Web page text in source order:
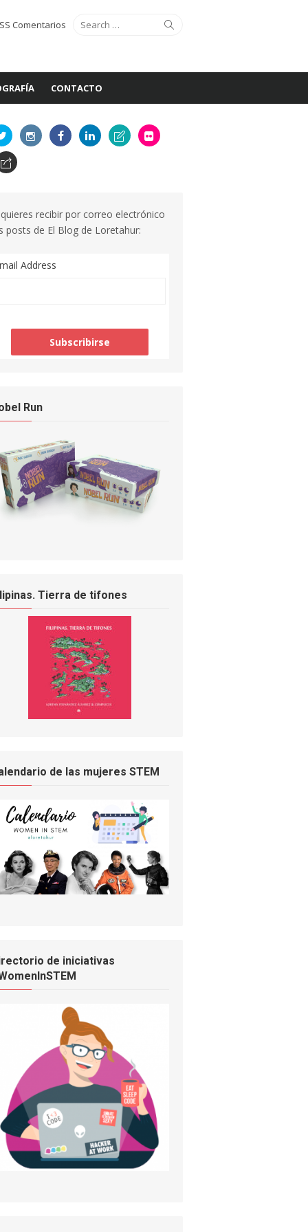
Search
for:
Comentarios
CONTACTO
recibir por correo electrónico
posts de El Blog de Loretahur:
Address
Run
Tierra de tifones
de las mujeres STEM
de iniciativas